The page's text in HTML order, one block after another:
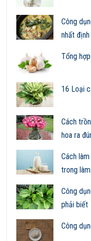
Công
nhất
Tổng
16 Loại
Cách
hoa ra
Cách
trong
Công
phải biết
Công